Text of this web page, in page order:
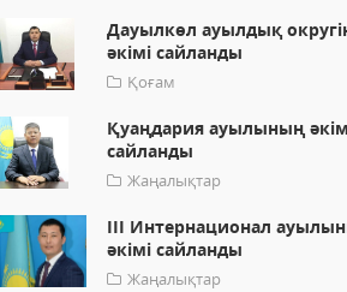
Дауылкөл ауылдық
әкімі сайланды
Қоғам
Қуаңдария ауылының
сайланды
Жаңалықтар
ІІІ Интернационал
әкімі сайланды
Жаңалықтар